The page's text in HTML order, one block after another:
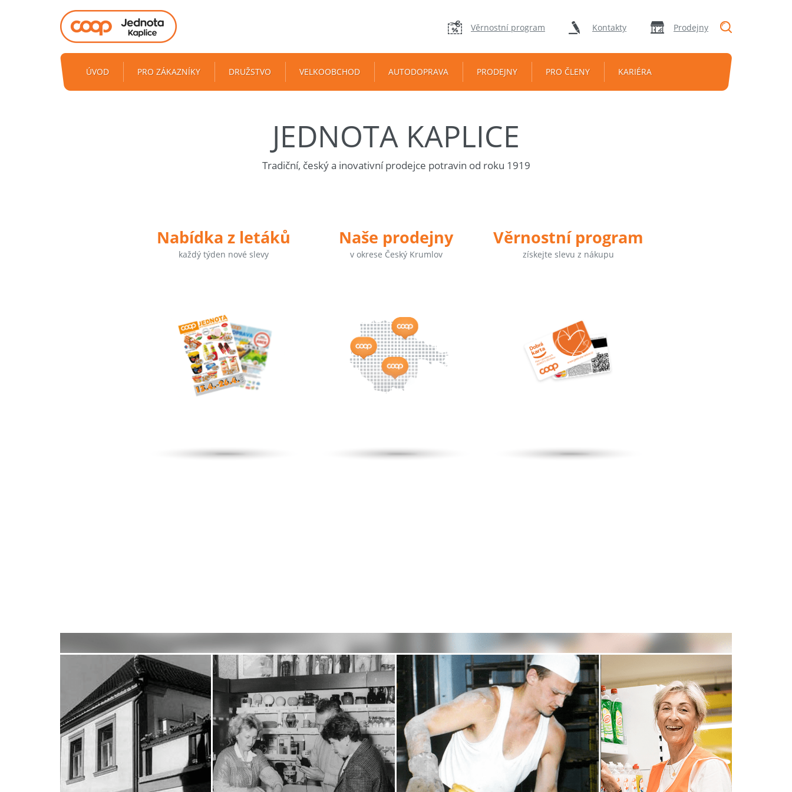
Věrnostní program Kontakty Prodejny
ÚVOD PRO ZÁKAZNÍKY DRUŽSTVO VELKOOBCHOD AUTODOPRAVA PRODEJNY PRO ČLENY KARIÉRA
JEDNOTA KAPLICE
Tradiční, český a inovativní prodejce potravin od roku 1919
Nabídka z letáků
každý týden nové slevy
Naše prodejny
v okrese Český Krumlov
Věrnostní program
získejte slevu z nákupu